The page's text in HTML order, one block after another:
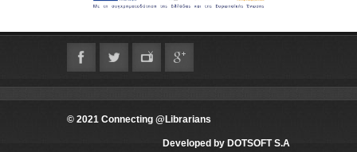
© 2021 Connecting @Librarians
Developed by DOTSOFT S.A